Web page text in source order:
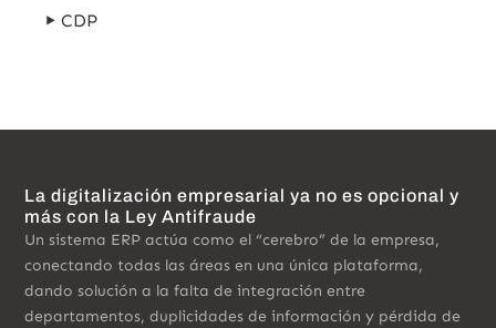
CDP
La digitalización empresarial ya no es opcional y
más con la Ley Antifraude
Un sistema ERP actúa como el “cerebro” de la empresa,
conectando todas las áreas en una única plataforma,
dando solución a la falta de integración entre
departamentos, duplicidades de información y pérdida de